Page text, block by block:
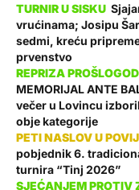
vrućinama; Josipu
sedmi, kreću
prvenstvo
MEMORIJAL ANTE
večer u Lovincu
obje kategorije
pobjednik 6.
turnira “Tinj 2026”